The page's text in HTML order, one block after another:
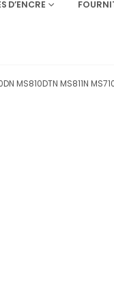
D’ENCRE
MS810DTN MS811N